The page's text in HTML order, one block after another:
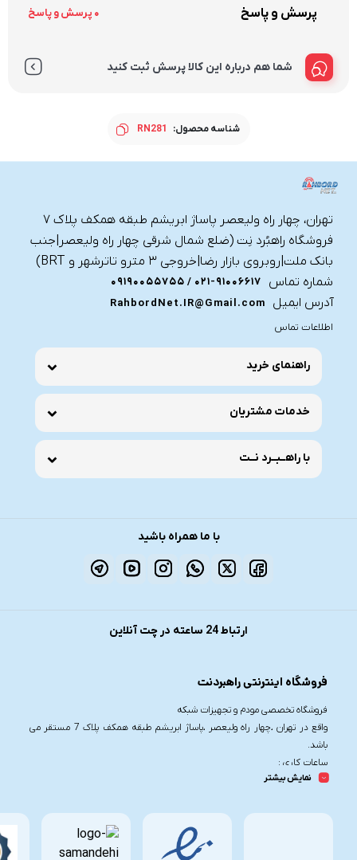
پرسش و پاسخ 0 پرسش و پاسخ
شما هم درباره این کالا پرسش ثبت کنید
شناسه محصول: RN281
تهران، چهار راه ولیعصر پاساژ ابریشم طبقه همکف پلاک ۷
فروشگاه راهبُرد نِت (ضلع شمال شرقی چهار راه ولیعصر|جنب
بانک ملت|روبروی بازار رضا|خروجی ۳ مترو تاترشهر و BRT)‎‎
شماره تماس
021-91006617 / 09190055755
آدرس ایمیل
RahbordNet.IR@Gmail.com
اطلاعات تماس
راهنمای خرید
خدمات مشتریان
با راهــبــرد نــت
با ما همراه باشید
ارتباط 24 ساعته در چت آنلاین
فروشگاه اینترنتی راهبردنت
فروشگاه تخصصی مودم و تجهیزات شبکه
واقع در تهران ،چهار راه ولیعصر ،پاساژ ابریشم طبقه همکف پلاک 7 مستقر می
باشد.
ساعات کاری :
شنبه تا چهارشنبه از ساعت 9.30 تا 20
تلفن تماس :
نمایش بیشتر